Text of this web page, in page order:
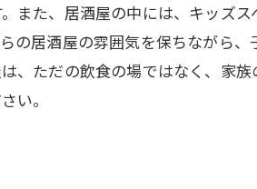
また、居酒屋の中には、キッズ
の居酒屋の雰囲気を保ちながら
、ただの飲食の場ではなく、家
い。